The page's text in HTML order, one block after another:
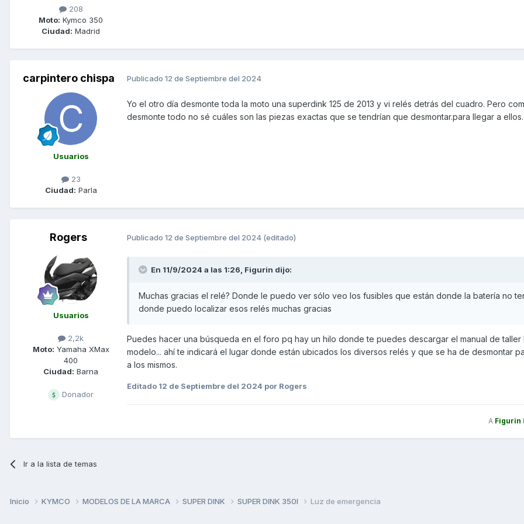
208
Moto: Kymco 350
Ciudad: Madrid
carpintero chispa
Usuarios
23
Ciudad: Parla
Publicado 12 de Septiembre del 2024
Yo el otro día desmonte toda la moto una superdink 125 de 2013 y vi relés detrás del cuadro. Pero
desmonte todo no sé cuáles son las piezas exactas que se tendrían que desmontar.para llegar a ellos.
Rogers
Usuarios
2,2k
Moto: Yamaha XMax
400
Ciudad: Barna
Donador
Publicado 12 de Septiembre del 2024 (editado)
En 11/9/2024 a las 1:26, Figurin dijo:
Muchas gracias el relé? Donde le puedo ver sólo veo los fusibles que están donde la batería no
donde puedo localizar esos relés muchas gracias
Puedes hacer una búsqueda en el foro pq hay un hilo donde te puedes descargar el manual de taller
modelo... ahí te indicará el lugar donde están ubicados los diversos relés y que se ha de desmontar
a los mismos.
Editado 12 de Septiembre del 2024 por Rogers
A Figurin
Ir a la lista de temas
Inicio KYMCO MODELOS DE LA MARCA SUPER DINK SUPER DINK 350I Luz de emergencia